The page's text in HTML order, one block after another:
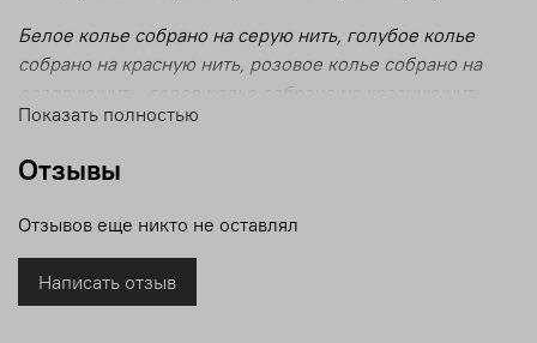
Белое колье собрано на серую нить, голубое колье
собрано на красную нить, розовое колье собрано на
розовую нить, серое колье собрано на красную нить.
Показать полностью
Отзывы
Отзывов еще никто не оставлял
Написать отзыв